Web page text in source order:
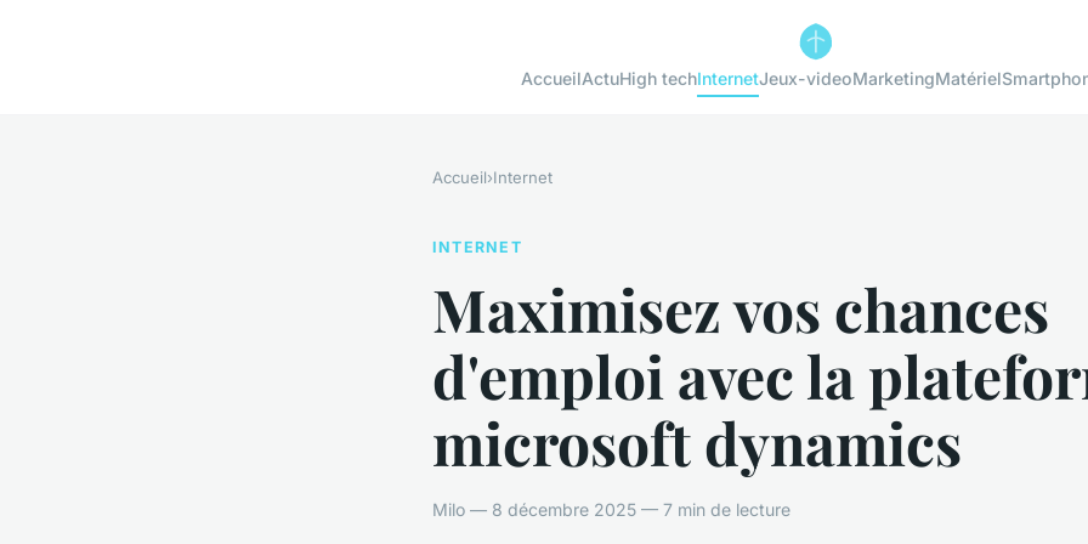
AccueilActuHigh techInternetJeux-videoMarketingMatériel
Accueil›Internet
INTERNET
Maximisez vos chances
d'emploi avec la
microsoft dynamics
Milo — 8 décembre 2025 — 7 min de lecture